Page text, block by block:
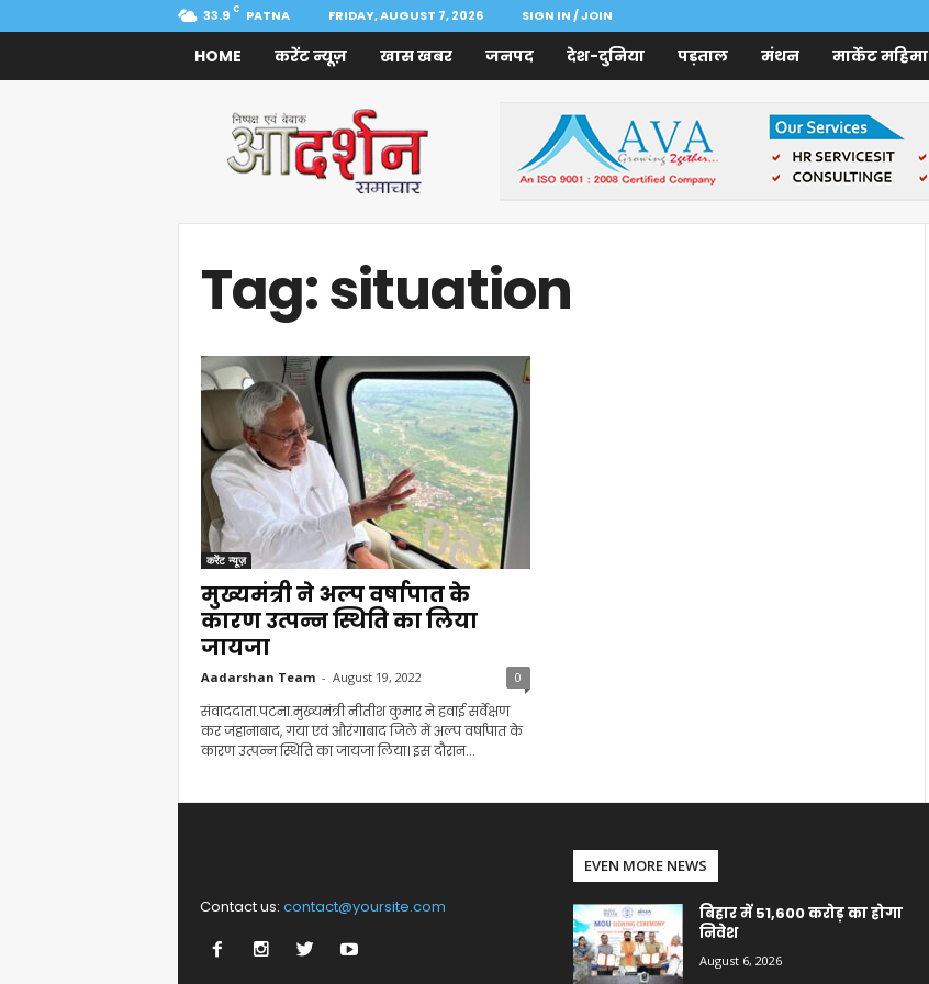
33.9 C PATNA FRIDAY, AUGUST 7, 2026 SIGN IN / JOIN
HOME करेंट न्यूज़ खास खबर जनपद देश-दुनिया पड़ताल मंथन मार्केट महिमा
Samachar
Tag: situation
करेंट न्यूज़
मुख्यमंत्री ने अल्प वर्षापात के
कारण उत्पन्न स्थिति का लिया
जायजा
Aadarshan Team - August 19, 2022 0
संवाददाता.पटना.मुख्यमंत्री नीतीश कुमार ने हवाई सर्वेक्षण
कर जहानाबाद, गया एवं औरंगाबाद जिले में अल्प वर्षापात के
कारण उत्पन्न स्थिति का जायजा लिया। इस दौरान...
Contact us: contact@yoursite.com
EVEN MORE NEWS
बिहार में 51,600 करोड़ का होगा
निवेश
August 6, 2026